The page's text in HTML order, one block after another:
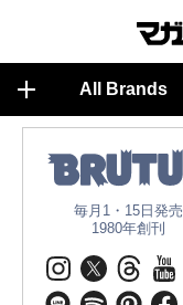
All Brands
毎月1・15日発売
1980年創刊